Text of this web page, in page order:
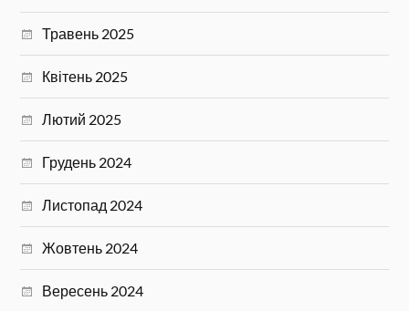
Травень 2025
Квітень 2025
Лютий 2025
Грудень 2024
Листопад 2024
Жовтень 2024
Вересень 2024